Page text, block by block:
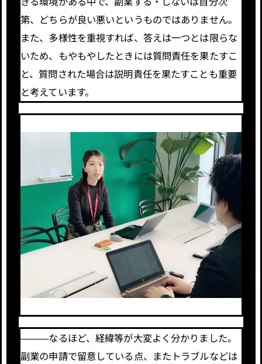
第、どちらが良い悪いというものではありません。
また、多様性を重視すれば、答えは一つとは限らな
いため、もやもやしたときには質問責任を果たすこ
と、質問された場合は説明責任を果たすことも重要
と考えています。
―――なるほど、経緯等が大変よく分かりました。
副業の申請で留意している点、またトラブルなどは